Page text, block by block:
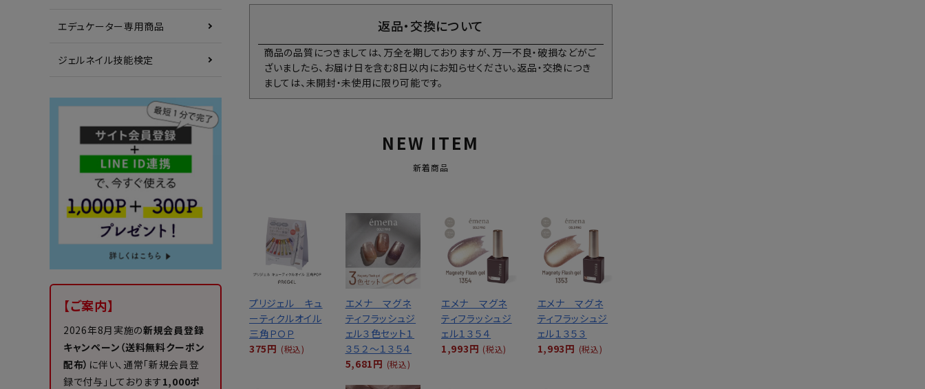
エデュケーター専用商品
ジェルネイル技能検定
【ご案内】
2026年8月実施の新規会員登録
キャンペーン（送料無料クーポン
配布） に伴い、通常「新規会員登
録で付与」しております1,000ポ
返品・交換について
商品の品質につきましては、万全を期しておりますが、万一不良・破損などがご
ざいましたら、お届け日を含む8日以内にお知らせください。返品・交換につき
ましては、未開封・未使用に限り可能です。
NEW ITEM
新着商品
プリジェル キュ
ーティクルオイル
三角ＰＯＰ
375円 (税込)
エメナ マグネ
ティフラッシュジ
ェル３色セット１
３５２～１３５４
5,681円 (税込)
エメナ マグネ
ティフラッシュジ
ェル１３５４
1,993円 (税込)
エメナ マグネ
ティフラッシュジ
ェル１３５３
1,993円 (税込)